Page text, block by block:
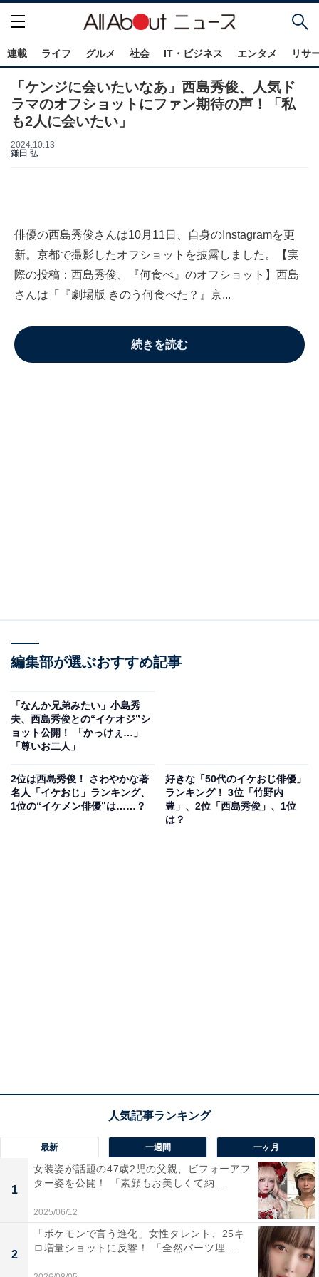
連載 ライフ グルメ 社会 IT・ビジネス エンタメ リサ
「ケンジに会いたいなあ」西島秀俊、人気ド
ラマのオフショットにファン期待の声！「私
も2人に会いたい」
2024.10.13
鎌田 弘
俳優の西島秀俊さんは10月11日、自身のInstagramを更
新。京都で撮影したオフショットを披露しました。【実
際の投稿：西島秀俊、『何食べ』のオフショット】西島
さんは「『劇場版 きのう何食べた？』京...
続きを読む
編集部が選ぶおすすめ記事
「なんか兄弟みたい」小島秀
夫、西島秀俊との“イケオジ”シ
ョット公開！ 「かっけぇ…」
「尊いお二人」
2位は西島秀俊！ さわやかな著
名人「イケおじ」ランキング、
1位の“イケメン俳優”は……？
好きな「50代のイケおじ俳優」
ランキング！ 3位「竹野内
豊」、2位「西島秀俊」、1位
は？
最新 一週間 一ヶ月
1
女装姿が話題の47歳2児の父親、ビフォーアフ
ター姿を公開！ 「素顔もお美しくて納...
2025/06/12
2
「ポケモンで言う進化」女性タレント、25キ
ロ増量ショットに反響！ 「全然パーツ埋...